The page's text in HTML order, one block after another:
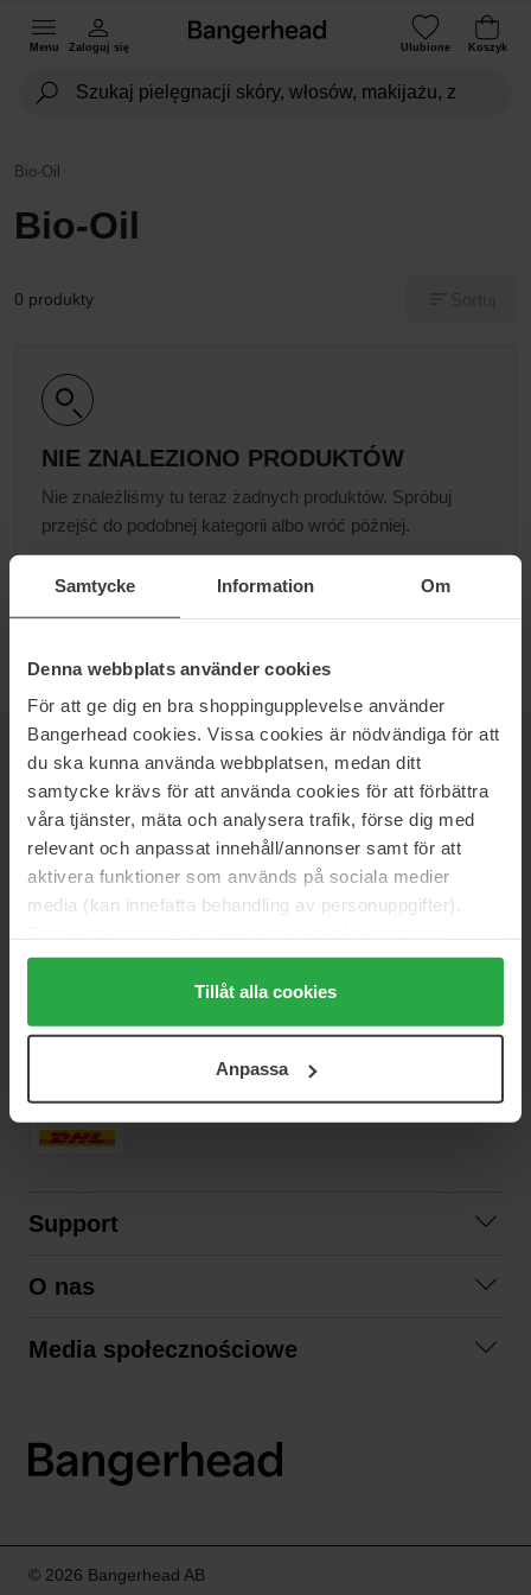
Samtycke Information Om
Denna webbplats använder cookies
För att ge dig en bra shoppingupplevelse använder
Bangerhead cookies. Vissa cookies är nödvändiga för att
du ska kunna använda webbplatsen, medan ditt
samtycke krävs för att använda cookies för att förbättra
våra tjänster, mäta och analysera trafik, förse dig med
relevant och anpassat innehåll/annonser samt för att
aktivera funktioner som används på sociala medier
media (kan innefatta behandling av personuppgifter).
Genom att trycka på "Tillåt alla cookies" accepterar du
alla cookies, medan du under "Detaljer" kan anpassa
användningen av cookies. Du kan när som helst återkalla
samt vår Integritetspolicy.
Tillåt alla cookies
Anpassa
Menu Zaloguj się Ulubione Koszyk
Bio-Oil
Bio-Oil
0 produkty
NIE ZNALEZIONO PRODUKTÓW
Nie znaleźliśmy tu teraz żadnych produktów. Spróbuj
przejść do podobnej kategorii albo wróć później.
Przejdź do B
NEWSLETTERDOWIEDZ SIĘ JAKO PIERWSZY
skrzynki? Będziemy wysyłać Ci najnowsze trendy, porady i
BEZPIECZNA PŁATNOŚĆ
SZYBKA DOSTAWA
Support
Regulamin zakupów
O nas
Zrównoważony rozwój
Media społecznościowe
LinkedIn
© 2026 Bangerhead AB